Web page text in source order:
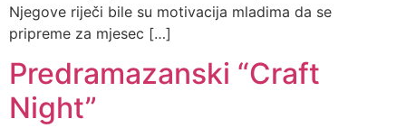
Njegove riječi bile su motivacija mladima da se
pripreme za mjesec […]
Predramazanski “Craft
Night”